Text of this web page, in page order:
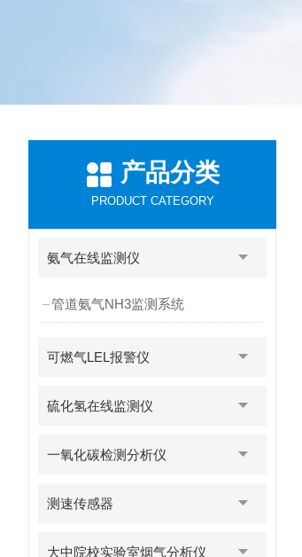
产品分类
PRODUCT CATEGORY
氨气在线监测仪
管道氨气NH3监测系统
可燃气LEL报警仪
硫化氢在线监测仪
一氧化碳检测分析仪
测速传感器
大中院校实验室烟气分析仪